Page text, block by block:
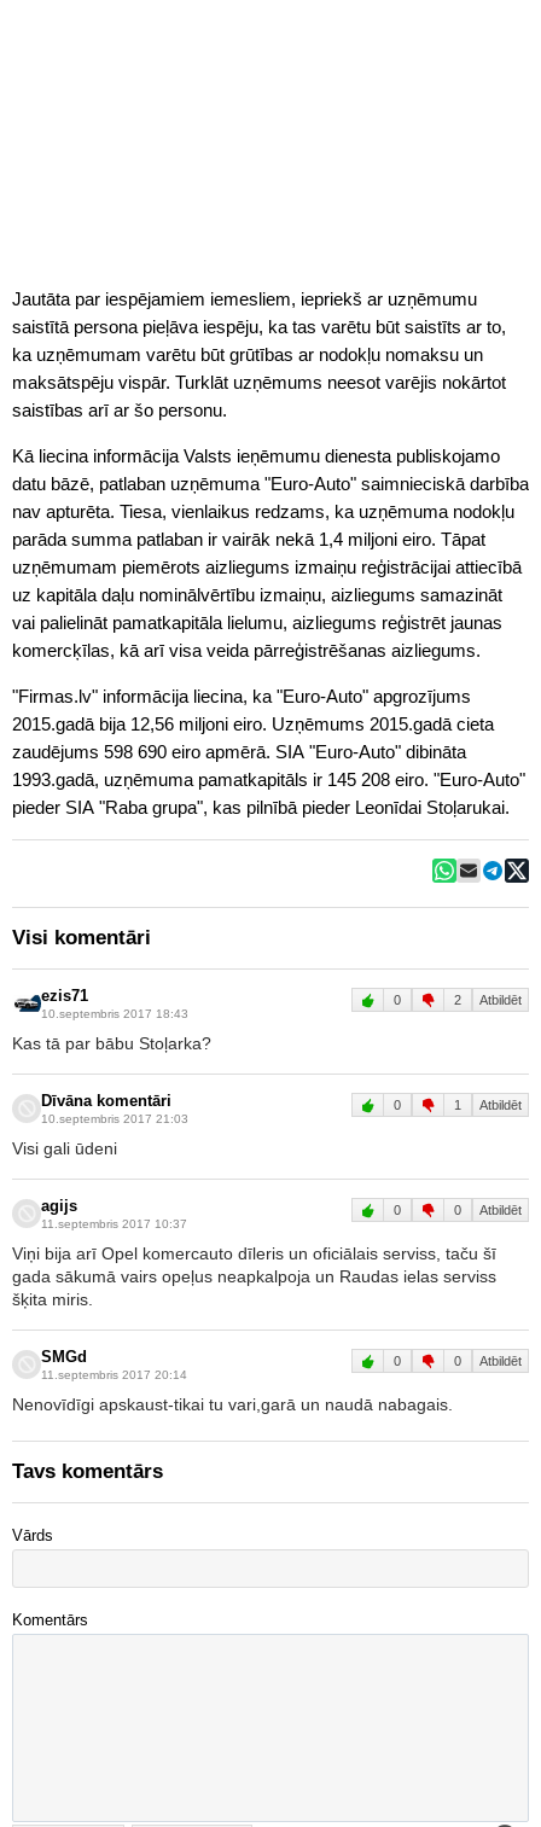
Jautāta par iespējamiem iemesliem, iepriekš ar uzņēmumu
saistītā persona pieļāva iespēju, ka tas varētu būt saistīts ar to,
ka uzņēmumam varētu būt grūtības ar nodokļu nomaksu un
maksātspēju vispār. Turklāt uzņēmums neesot varējis nokārtot
saistības arī ar šo personu.
Kā liecina informācija Valsts ieņēmumu dienesta publiskojamo
datu bāzē, patlaban uzņēmuma "Euro-Auto" saimnieciskā darbība
nav apturēta. Tiesa, vienlaikus redzams, ka uzņēmuma nodokļu
parāda summa patlaban ir vairāk nekā 1,4 miljoni eiro. Tāpat
uzņēmumam piemērots aizliegums izmaiņu reģistrācijai attiecībā
uz kapitāla daļu nominālvērtību izmaiņu, aizliegums samazināt
vai palielināt pamatkapitāla lielumu, aizliegums reģistrēt jaunas
komercķīlas, kā arī visa veida pārreģistrēšanas aizliegums.
"Firmas.lv" informācija liecina, ka "Euro-Auto" apgrozījums
2015.gadā bija 12,56 miljoni eiro. Uzņēmums 2015.gadā cieta
zaudējums 598 690 eiro apmērā. SIA "Euro-Auto" dibināta
1993.gadā, uzņēmuma pamatkapitāls ir 145 208 eiro. "Euro-Auto"
pieder SIA "Raba grupa", kas pilnībā pieder Leonīdai Stoļarukai.
Visi komentāri
ezis71
10.septembris 2017 18:43
0 2 Atbildēt
Kas tā par bābu Stoļarka?
Dīvāna komentāri
10.septembris 2017 21:03
0 1 Atbildēt
Visi gali ūdeni
agijs
11.septembris 2017 10:37
0 0 Atbildēt
Viņi bija arī Opel komercauto dīleris un oficiālais serviss, taču šī
gada sākumā vairs opeļus neapkalpoja un Raudas ielas serviss
šķita miris.
SMGd
11.septembris 2017 20:14
0 0 Atbildēt
Nenovīdīgi apskaust-tikai tu vari,garā un naudā nabagais.
Tavs komentārs
Vārds
Komentārs